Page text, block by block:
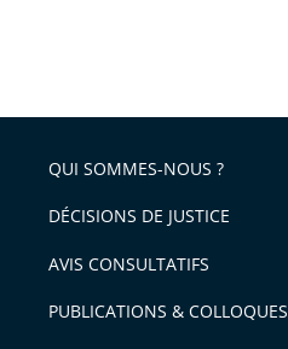
QUI SOMMES-NOUS ?
DÉCISIONS DE JUSTICE
AVIS CONSULTATIFS
PUBLICATIONS & COLLOQUES